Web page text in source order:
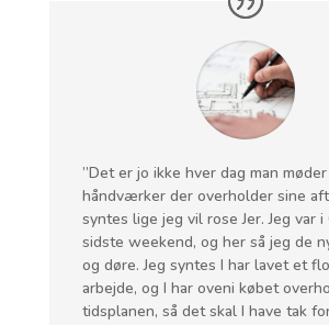
”Det er jo ikke hver dag man
håndværker der overholder sine
syntes lige jeg vil rose Jer. Jeg var i
sidste weekend, og her så jeg de
og døre. Jeg syntes I har lavet et
arbejde, og I har oveni købet
tidsplanen, så det skal I have tak